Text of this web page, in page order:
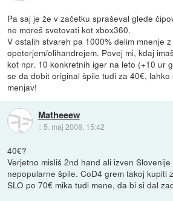
Pa saj je že v začetku spraševal glede
ne moreš svetovati kot xbox360.
V ostalih stvareh pa 1000% delim mnenje z
opeterjem/olihandrejem. Povej mi, kdaj
kot npr. 10 konkretnih iger na leto (+10 ur
se da dobit original špile tudi za 40€,
menjav!
Matheeew
:: 5. maj 2008, 15:42
40€?
Verjetno misliš 2nd hand ali izven
nepopularne špile. CoD4 grem takoj kupiti
SLO po 70€ mika tudi mene, da bi si dal